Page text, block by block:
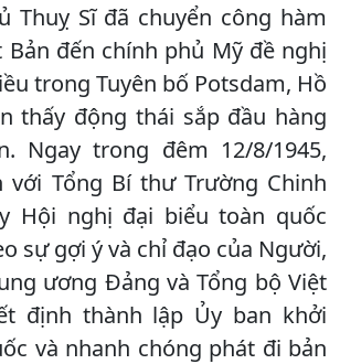
Thuỵ Sĩ đã chuyển công hàm
Bản đến chính phủ Mỹ đề nghị
trong Tuyên bố Potsdam, Hồ
thấy động thái sắp đầu hàng
Ngay trong đêm 12/8/1945,
với Tổng Bí thư Trường Chinh
Hội nghị đại biểu toàn quốc
sự gợi ý và chỉ đạo của Người,
ương Đảng và Tổng bộ Việt
định thành lập Ủy ban khởi
và nhanh chóng phát đi bản